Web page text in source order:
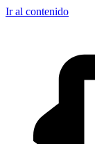
Ir al contenido